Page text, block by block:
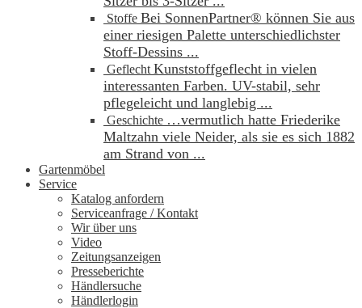
Stoffe Bei SonnenPartner® können Sie aus
einer riesigen Palette unterschiedlichster
Stoff-Dessins ...
Geflecht Kunststoffgeflecht in vielen
interessanten Farben. UV-stabil, sehr
pflegeleicht und langlebig ...
Geschichte …vermutlich hatte Friederike
Maltzahn viele Neider, als sie es sich 1882
am Strand von ...
Gartenmöbel
Service
Katalog anfordern
Serviceanfrage / Kontakt
Wir über uns
Video
Zeitungsanzeigen
Presseberichte
Händlersuche
Händlerlogin